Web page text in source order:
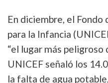
En diciembre, el Fondo
para la Infancia
“el lugar más peligroso
UNICEF señaló los
la falta de agua